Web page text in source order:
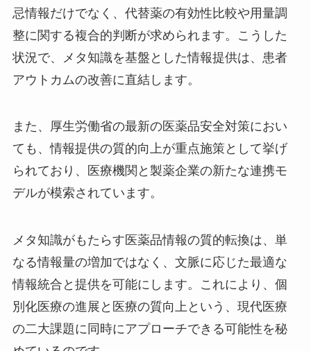
忌情報だけでなく、代替薬の有効性比較や用量調
整に関する複合的判断が求められます。こうした
状況で、メタ知識を基盤とした情報提供は、患者
アウトカムの改善に直結します。
また、厚生労働省の最新の医薬品安全対策におい
ても、情報提供の質的向上が重点施策として挙げ
られており、医療機関と製薬企業の新たな連携モ
デルが模索されています。
メタ知識がもたらす医薬品情報の質的転換は、単
なる情報量の増加ではなく、文脈に応じた最適な
情報統合と提供を可能にします。これにより、個
別化医療の進展と医療の質向上という、現代医療
の二大課題に同時にアプローチできる可能性を秘